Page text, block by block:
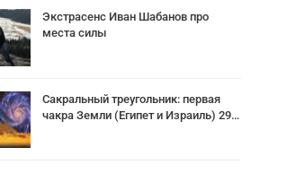
Экстрасенс Иван Шабанов про
места силы
Сакральный треугольник: первая
чакра Земли (Египет и Израиль) 29…